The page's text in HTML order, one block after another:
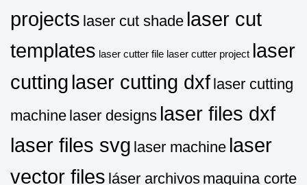
projects laser cut shade laser cut
templates laser cutter file laser cutter project laser
cutting laser cutting dxf laser cutting
machine laser designs laser files dxf
laser files svg laser machine laser
vector files láser archivos maquina corte